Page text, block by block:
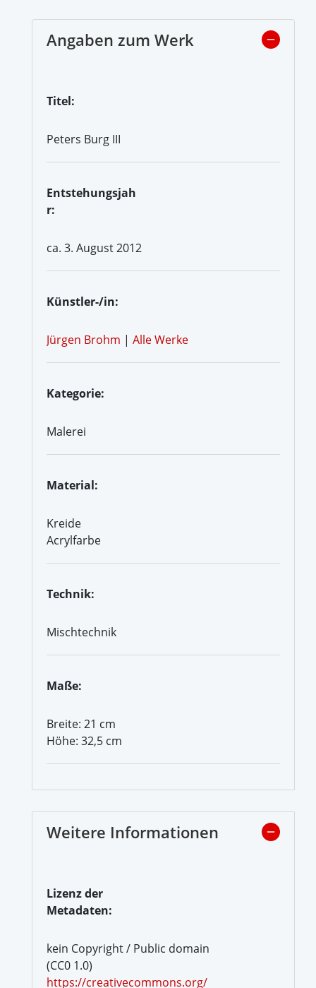
Angaben zum Werk
Titel:
Peters Burg III
Entstehungsjah
r:
ca. 3. August 2012
Künstler-/in:
Jürgen Brohm | Alle Werke
Kategorie:
Malerei
Material:
Kreide
Acrylfarbe
Technik:
Mischtechnik
Maße:
Breite: 21 cm
Höhe: 32,5 cm
Weitere Informationen
Lizenz der
Metadaten:
kein Copyright / Public domain
(CC0 1.0)
https://creativecommons.org/